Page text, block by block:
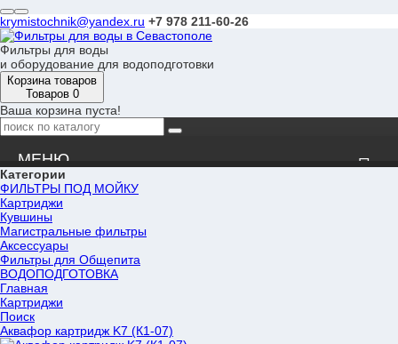
krymistochnik@yandex.ru +7 978 211-60-26
Фильтры для воды
и оборудование для водоподготовки
Корзина товаров
Товаров 0
Ваша корзина пуста!
Новости
Оплата
Доставка
Вопрос-ответ
Категории
ФИЛЬТРЫ ПОД МОЙКУ
Картриджи
Кувшины
Магистральные фильтры
Аксессуары
Фильтры для Общепита
ВОДОПОДГОТОВКА
Главная
Картриджи
Поиск
Аквафор картридж K7 (К1-07)